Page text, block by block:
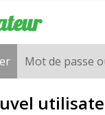
(onglet actif)
Mot de passe